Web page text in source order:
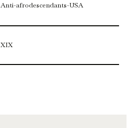
Anti-afrodescendants-USA
XIX